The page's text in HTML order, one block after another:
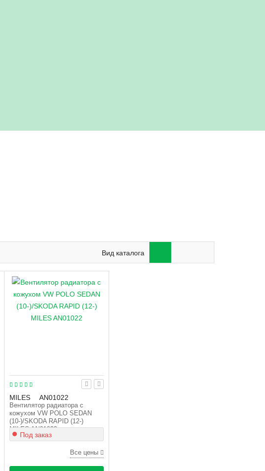
Вид каталога
MILES AN01022
Вентилятор радиатора с
кожухом VW POLO SEDAN
(10-)/SKODA RAPID (12-)
MILES AN01022
Под заказ
Все цены